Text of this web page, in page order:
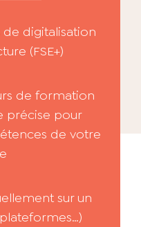
digitalisation
(FSE+)
de formation
précise pour
de votre
sur un